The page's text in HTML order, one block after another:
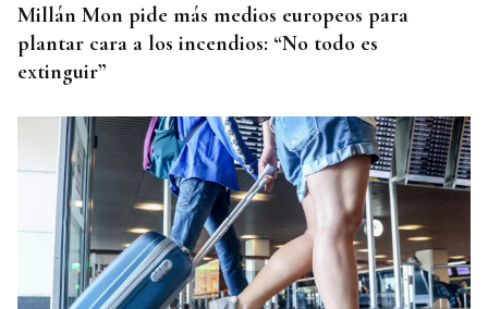
Millán Mon pide más medios europeos para
plantar cara a los incendios: “No todo es
extinguir”